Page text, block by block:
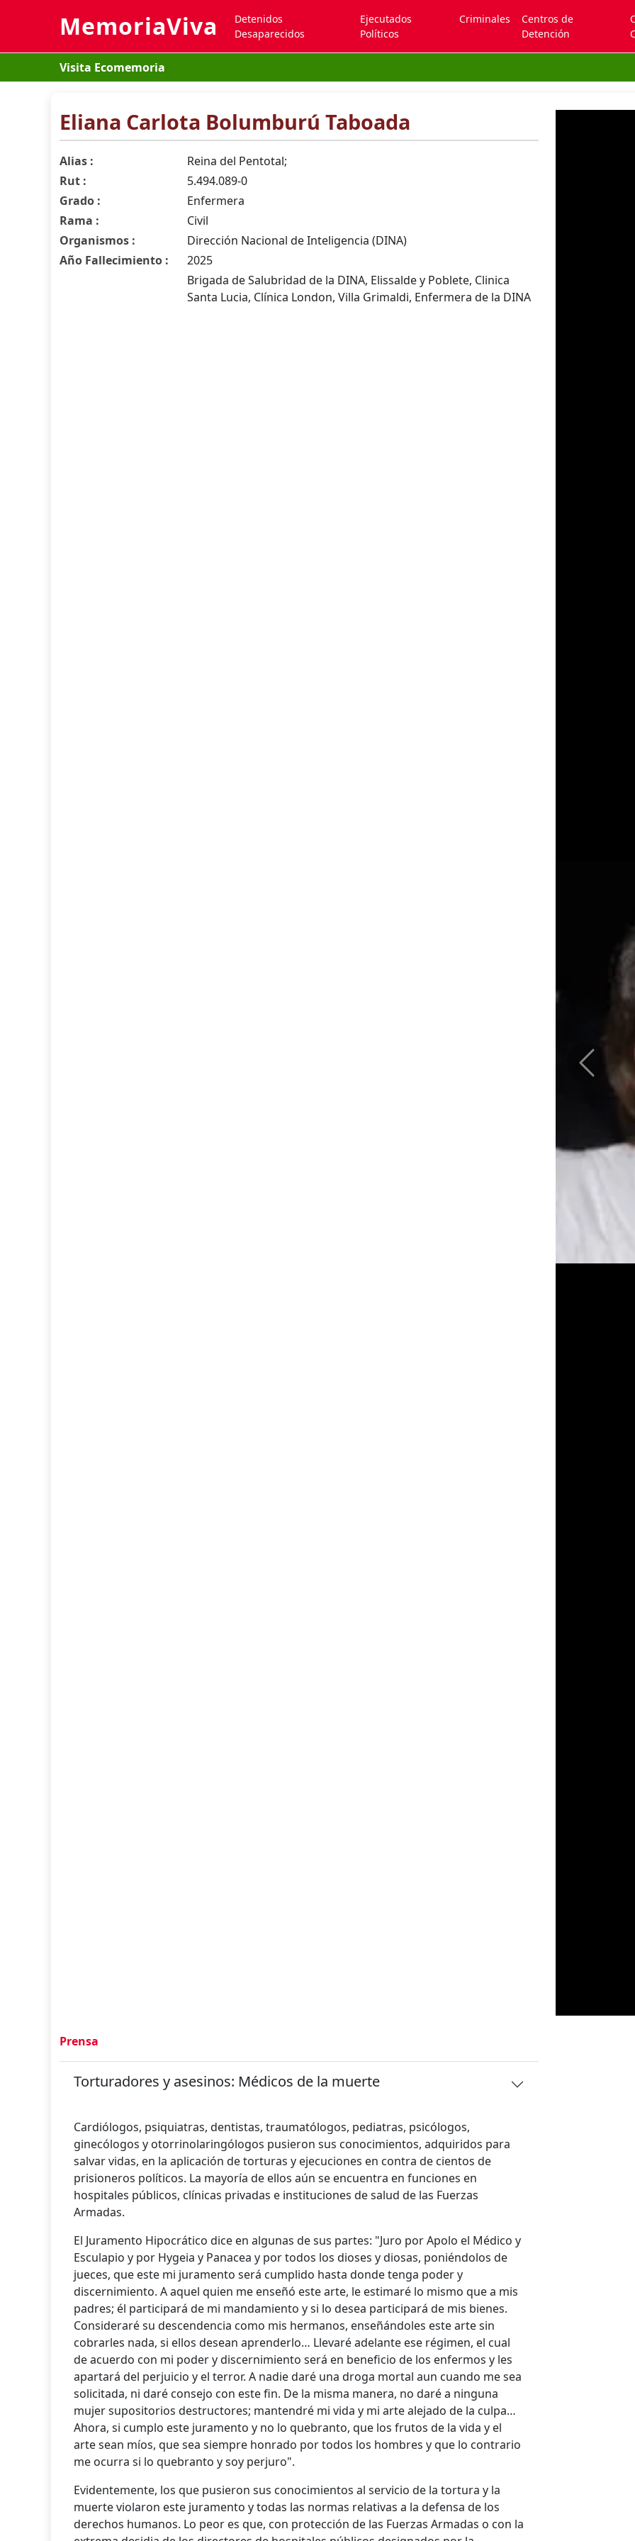
MemoriaViva
Detenidos
Desaparecidos
Ejecutados
Políticos
Criminales
Centros de
Detención
Visita Ecomemoria
Eliana Carlota Bolumburú Taboada
Alias :
Reina del Pentotal;
Rut :
5.494.089-0
Grado :
Enfermera
Rama :
Civil
Organismos :
Dirección Nacional de Inteligencia (DINA)
Año Fallecimiento :
2025
Brigada de Salubridad de la DINA, Elissalde y Poblete, Clinica
Santa Lucia, Clínica London, Villa Grimaldi, Enfermera de la DINA
Previous
Prensa
Torturadores y asesinos: Médicos de la muerte
Cardiólogos, psiquiatras, dentistas, traumatólogos, pediatras, psicólogos,
ginecólogos y otorrinolaringólogos pusieron sus conocimientos, adquiridos para
salvar vidas, en la aplicación de torturas y ejecuciones en contra de cientos de
prisioneros políticos. La mayoría de ellos aún se encuentra en funciones en
hospitales públicos, clínicas privadas e instituciones de salud de las Fuerzas
Armadas.
El Juramento Hipocrático dice en algunas de sus partes: "Juro por Apolo el Médico y
Esculapio y por Hygeia y Panacea y por todos los dioses y diosas, poniéndolos de
jueces, que este mi juramento será cumplido hasta donde tenga poder y
discernimiento. A aquel quien me enseñó este arte, le estimaré lo mismo que a mis
padres; él participará de mi mandamiento y si lo desea participará de mis bienes.
Consideraré su descendencia como mis hermanos, enseñándoles este arte sin
cobrarles nada, si ellos desean aprenderlo… Llevaré adelante ese régimen, el cual
de acuerdo con mi poder y discernimiento será en beneficio de los enfermos y les
apartará del perjuicio y el terror. A nadie daré una droga mortal aun cuando me sea
solicitada, ni daré consejo con este fin. De la misma manera, no daré a ninguna
mujer supositorios destructores; mantendré mi vida y mi arte alejado de la culpa…
Ahora, si cumplo este juramento y no lo quebranto, que los frutos de la vida y el
arte sean míos, que sea siempre honrado por todos los hombres y que lo contrario
me ocurra si lo quebranto y soy perjuro".
Evidentemente, los que pusieron sus conocimientos al servicio de la tortura y la
muerte violaron este juramento y todas las normas relativas a la defensa de los
derechos humanos. Lo peor es que, con protección de las Fuerzas Armadas o con la